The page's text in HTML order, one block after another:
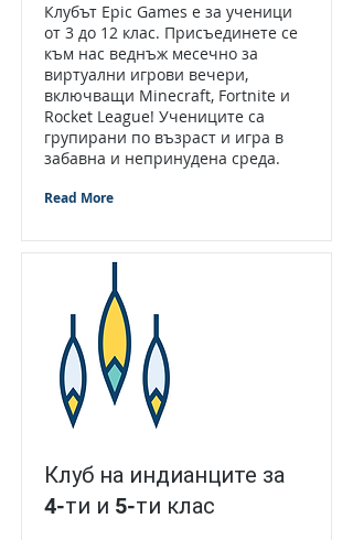
Клубът Epic Games е за ученици
от 3 до 12 клас. Присъединете се
към нас веднъж месечно за
виртуални игрови вечери,
включващи Minecraft, Fortnite и
Rocket League! Учениците са
групирани по възраст и игра в
забавна и непринудена среда.
Read More
Клуб на индианците за
4-ти и 5-ти клас